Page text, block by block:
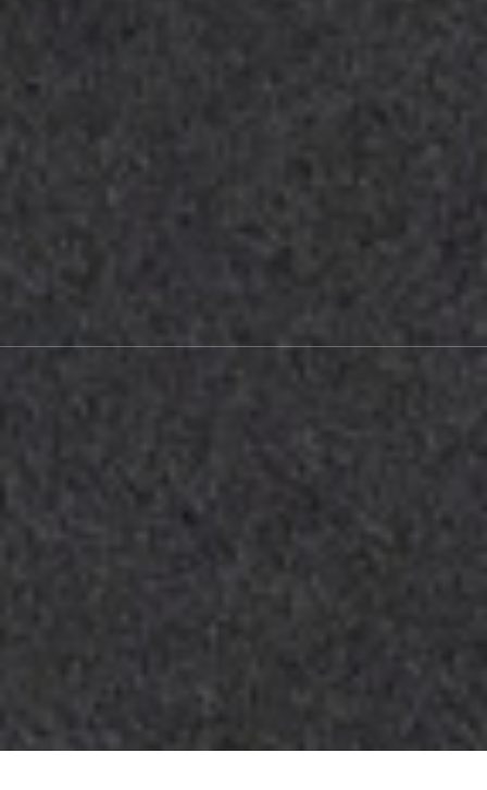
RÄUME FÜR TAGUNGEN, SEMINARE UND
VERANSTALTUNGEN